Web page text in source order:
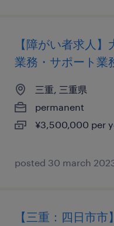
【障がい者求人
業務・サポート業
三重, 三重県
permanent
¥3,500,000 per
posted 30 march
【三重：四日市